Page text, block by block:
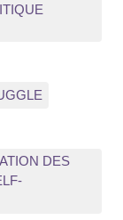
DES